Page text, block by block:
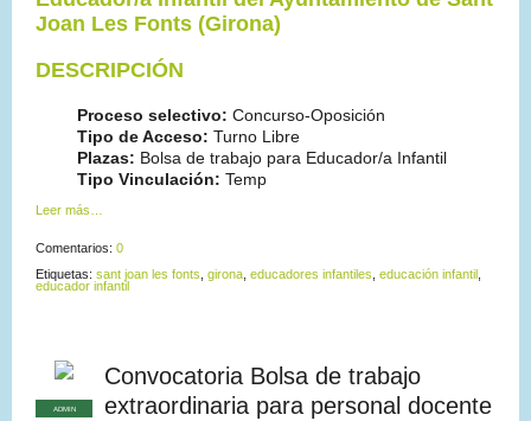
Joan Les Fonts (Girona)
DESCRIPCIÓN
Proceso selectivo: Concurso-Oposición
Tipo de Acceso: Turno Libre
Plazas: Bolsa de trabajo para Educador/a Infantil
Tipo Vinculación: Temp
Leer más…
Comentarios: 0
Etiquetas: sant joan les fonts, girona, educadores infantiles, educación infantil ,
educador infantil
ADMIN
Convocatoria Bolsa de trabajo
extraordinaria para personal docente